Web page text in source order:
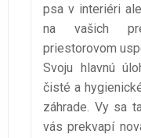
psa v interiéri
na vašich
priestorovom
Svoju hlavnú
čisté a
záhrade. Vy sa
vás prekvapí